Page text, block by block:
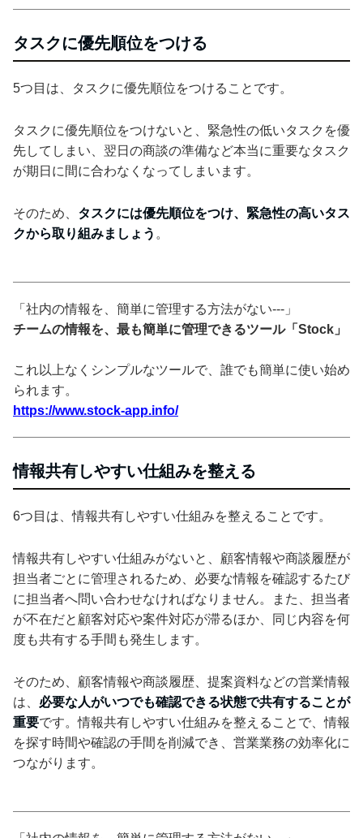
タスクに優先順位をつける
5つ目は、タスクに優先順位をつけることです。
タスクに優先順位をつけないと、緊急性の低いタスクを優
先してしまい、翌日の商談の準備など本当に重要なタスク
が期日に間に合わなくなってしまいます。
そのため、 タスクには優先順位をつけ、緊急性の高いタス
クから取り組みましょう 。
「社内の情報を、簡単に管理する方法がない---」
チームの情報を、最も簡単に管理できるツール「Stock」
これ以上なくシンプルなツールで、誰でも簡単に使い始め
られます。
https://www.stock-app.info/
情報共有しやすい仕組みを整える
6つ目は、情報共有しやすい仕組みを整えることです。
情報共有しやすい仕組みがないと、顧客情報や商談履歴が
担当者ごとに管理されるため、必要な情報を確認するたび
に担当者へ問い合わせなければなりません。また、担当者
が不在だと顧客対応や案件対応が滞るほか、同じ内容を何
度も共有する手間も発生します。
そのため、顧客情報や商談履歴、提案資料などの営業情報
は、 必要な人がいつでも確認できる状態で共有することが
重要です。情報共有しやすい仕組みを整えることで、情報
を探す時間や確認の手間を削減でき、営業業務の効率化に
つながります。